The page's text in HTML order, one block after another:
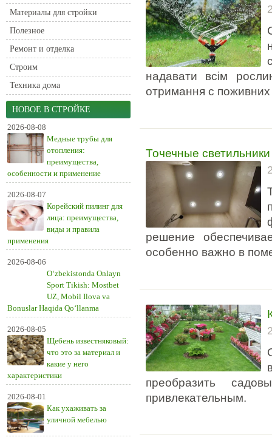
Материалы для стройки
Полезное
Ремонт и отделка
Строим
Техника дома
НОВОЕ В СТРОЙКЕ
2026-08-08
Медные трубы для
отопления:
преимущества,
особенности и применение
2026-08-07
Корейский пилинг для
лица: преимущества,
виды и правила
применения
2026-08-06
O‘zbekistonda Onlayn
Sport Tikish: Mostbet
UZ, Mobil Ilova va
Bonuslar Haqida Qo‘llanma
2026-08-05
Щебень известняковый:
что это за материал и
какие у него
характеристики
2026-08-01
Как ухаживать за
уличной мебелью
надавати всім
отримання с
Точечные
решение
особенно важно в
преобразить
привлекательным.